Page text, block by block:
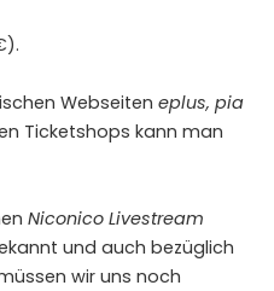
Webseiten eplus, pia
Ticketshops kann man
Niconico Livestream
und auch bezüglich
wir uns noch